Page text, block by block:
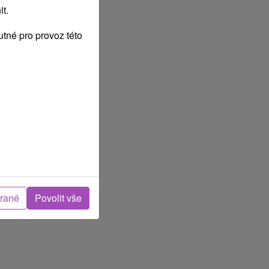
pro provoz této
Povolit vše